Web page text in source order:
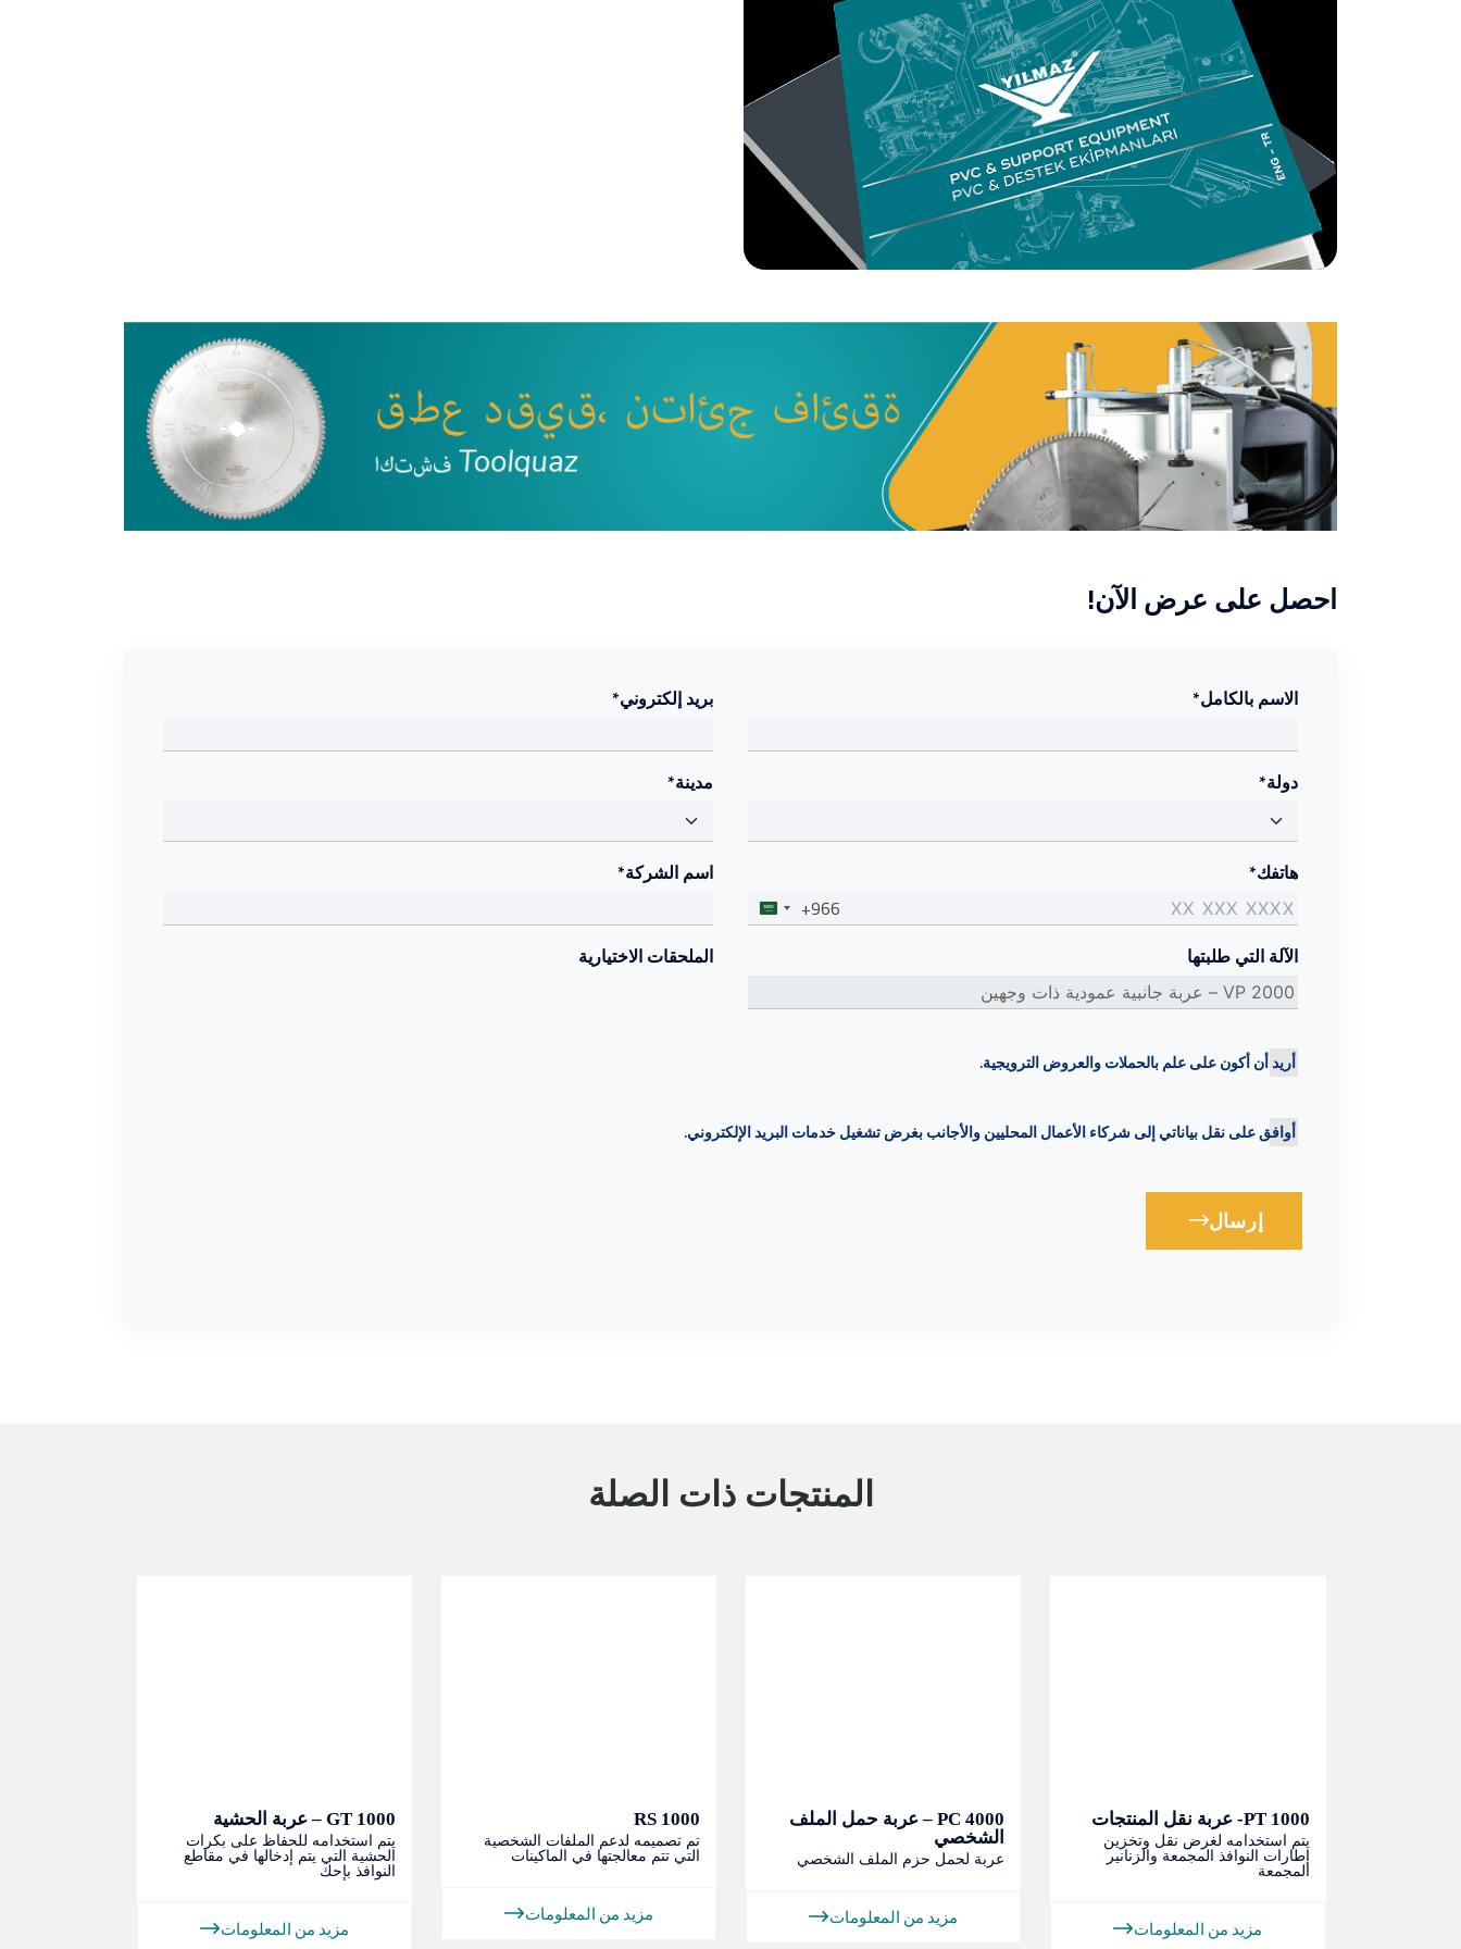
احصل على عرض الآن!
الاسم بالكامل* بريد إلكتروني*
دولة* مدينة*
هاتفك*
+966
اسم الشركة*
الآلة التي طلبتها الملحقات الاختيارية
أريد أن أكون على علم بالحملات والعروض الترويجية.
أوافق على نقل بياناتي إلى شركاء الأعمال المحليين والأجانب بغرض تشغيل خدمات البريد الإلكتروني.
Loading...إرسال
المنتجات ذات الصلة
PT 1000- عربة نقل المنتجات
يتم استخدامه لغرض نقل وتخزين
إطارات النوافذ المجمعة والزنانير
المجمعة
مزيد من المعلومات
PC 4000 – عربة حمل الملف
الشخصي
عربة لحمل حزم الملف الشخصي
مزيد من المعلومات
RS 1000
تم تصميمه لدعم الملفات الشخصية
التي تتم معالجتها في الماكينات
مزيد من المعلومات
GT 1000 – عربة الحشية
يتم استخدامه للحفاظ على بكرات
الحشية التي يتم إدخالها في مقاطع
النوافذ بإحك
مزيد من المعلومات